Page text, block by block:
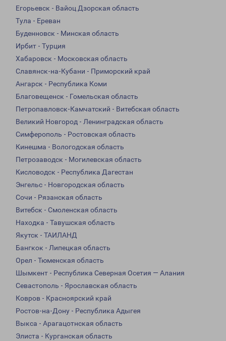
Егорьевск - Вайоц Дзорская область
Тула - Ереван
Буденновск - Минская область
Ирбит - Турция
Хабаровск - Московская область
Славянск-на-Кубани - Приморский край
Ангарск - Республика Коми
Благовещенск - Гомельская область
Петропавловск-Камчатский - Витебская область
Великий Новгород - Ленинградская область
Симферополь - Ростовская область
Кинешма - Вологодская область
Петрозаводск - Могилевская область
Кисловодск - Республика Дагестан
Энгельс - Новгородская область
Сочи - Рязанская область
Витебск - Смоленская область
Находка - Тавушская область
Якутск - ТАИЛАНД
Бангкок - Липецкая область
Орел - Тюменская область
Шымкент - Республика Северная Осетия — Алания
Севастополь - Ярославская область
Ковров - Красноярский край
Ростов-на-Дону - Республика Адыгея
Выкса - Арагацотнская область
Элиста - Курганская область